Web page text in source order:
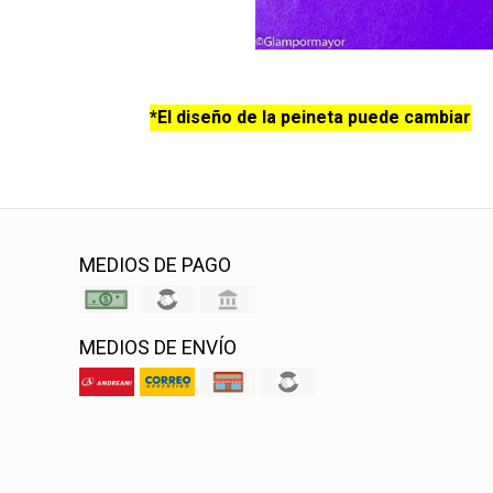
*El diseño de la peineta puede cambiar
MEDIOS DE PAGO
MEDIOS DE ENVÍO